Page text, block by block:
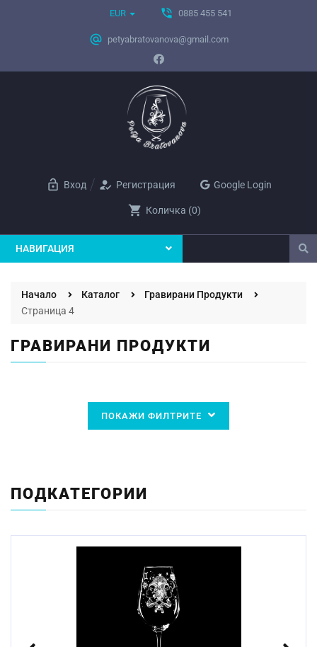
EUR phone_in_talk 0885 455 541
alternate_email petyabratovanova@gmail.com
lock_open Вход how_to_reg Регистрация Google Login
shopping_cart Количка (0)
НАВИГАЦИЯ
Начало Каталог
Гравирани Продукти
Страница 4
ГРАВИРАНИ ПРОДУКТИ
ПОКАЖИ ФИЛТРИТЕ
ПОДКАТЕГОРИИ